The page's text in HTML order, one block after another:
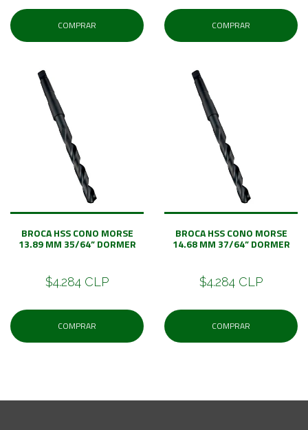
COMPRAR COMPRAR
BROCA HSS CONO MORSE
13.89 MM 35/64” DORMER
$4.284 CLP
COMPRAR
BROCA HSS CONO MORSE
14.68 MM 37/64” DORMER
$4.284 CLP
COMPRAR